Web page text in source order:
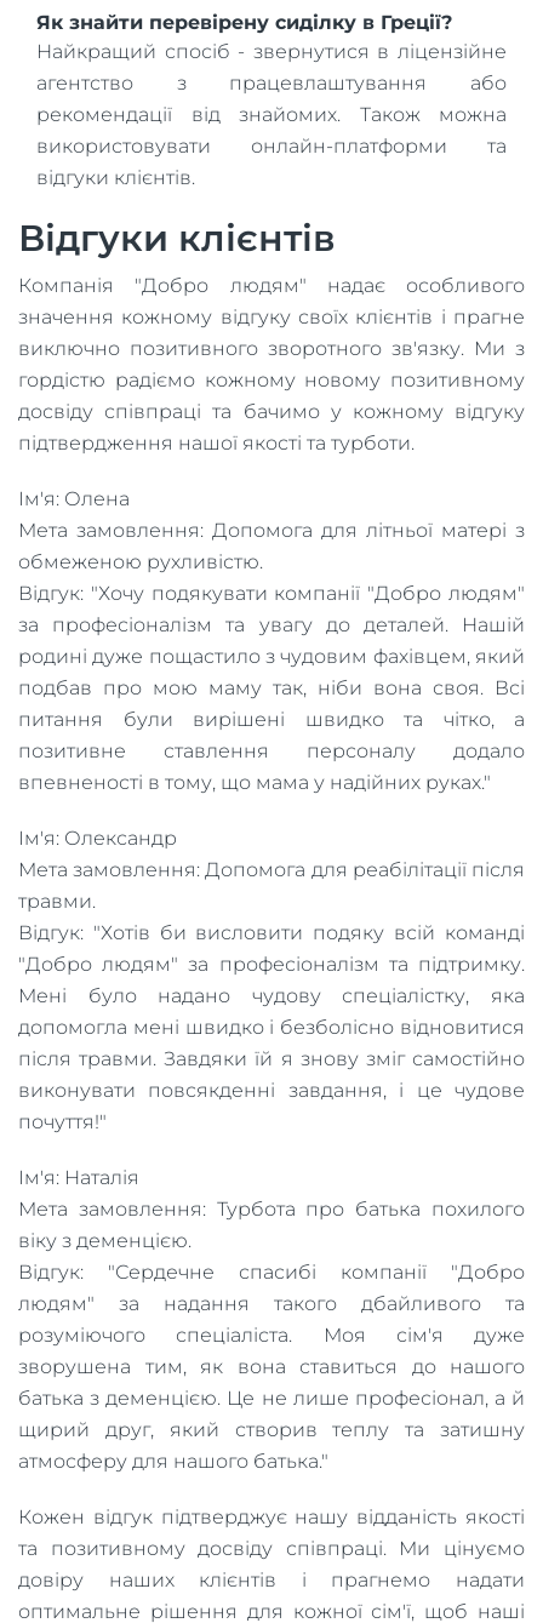
Як знайти перевірену сиділку в Греції?
Найкращий спосіб - звернутися в ліцензійне
агентство з працевлаштування або
рекомендації від знайомих. Також можна
використовувати онлайн-платформи та
відгуки клієнтів.
Відгуки клієнтів
Компанія "Добро людям" надає особливого
значення кожному відгуку своїх клієнтів і прагне
виключно позитивного зворотного зв'язку. Ми з
гордістю радіємо кожному новому позитивному
досвіду співпраці та бачимо у кожному відгуку
підтвердження нашої якості та турботи.
Ім'я: Олена
Мета замовлення: Допомога для літньої матері з
обмеженою рухливістю.
Відгук: "Хочу подякувати компанії "Добро людям"
за професіоналізм та увагу до деталей. Нашій
родині дуже пощастило з чудовим фахівцем, який
подбав про мою маму так, ніби вона своя. Всі
питання були вирішені швидко та чітко, а
позитивне ставлення персоналу додало
впевненості в тому, що мама у надійних руках."
Ім'я: Олександр
Мета замовлення: Допомога для реабілітації після
травми.
Відгук: "Хотів би висловити подяку всій команді
"Добро людям" за професіоналізм та підтримку.
Мені було надано чудову спеціалістку, яка
допомогла мені швидко і безболісно відновитися
після травми. Завдяки їй я знову зміг самостійно
виконувати повсякденні завдання, і це чудове
почуття!"
Ім'я: Наталія
Мета замовлення: Турбота про батька похилого
віку з деменцією.
Відгук: "Сердечне спасибі компанії "Добро
людям" за надання такого дбайливого та
розуміючого спеціаліста. Моя сім'я дуже
зворушена тим, як вона ставиться до нашого
батька з деменцією. Це не лише професіонал, а й
щирий друг, який створив теплу та затишну
атмосферу для нашого батька."
Кожен відгук підтверджує нашу відданість якості
та позитивному досвіду співпраці. Ми цінуємо
довіру наших клієнтів і прагнемо надати
оптимальне рішення для кожної сім'ї, щоб наші